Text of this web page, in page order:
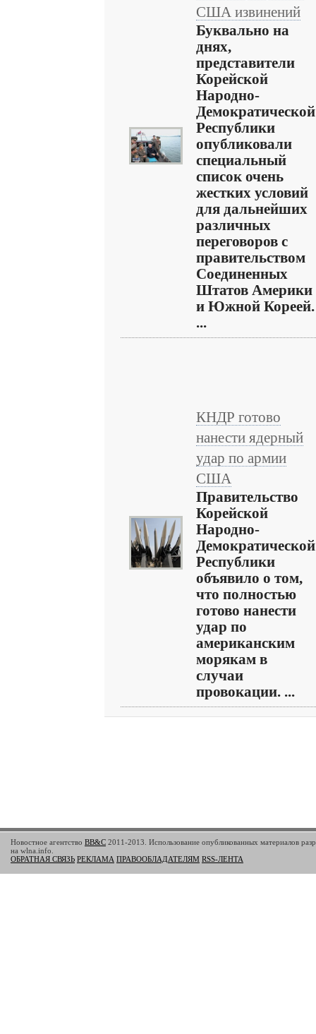
США извинений
Буквально на
днях,
представители
Корейской
Народно-
Демократической
Республики
опубликовали
специальный
список очень
жестких условий
для дальнейших
различных
переговоров с
правительством
Соединенных
Штатов Америки
и Южной Кореей.
...
КНДР готово
нанести ядерный
удар по армии
США
Правительство
Корейской
Народно-
Демократической
Республики
объявило о том,
что полностью
готово нанести
удар по
американским
морякам в
случаи
провокации. ...
Новостное агентство BB&C 2011-2013. Использование опубликованных материалов
на wlna.info.
ОБРАТНАЯ СВЯЗЬ РЕКЛАМА ПРАВООБЛАДАТЕЛЯМ RSS-ЛЕНТА